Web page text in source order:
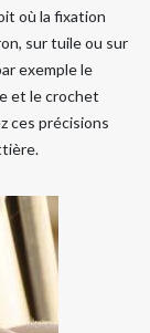
où la fixation
sur tuile ou sur
exemple le
et le crochet
ces précisions